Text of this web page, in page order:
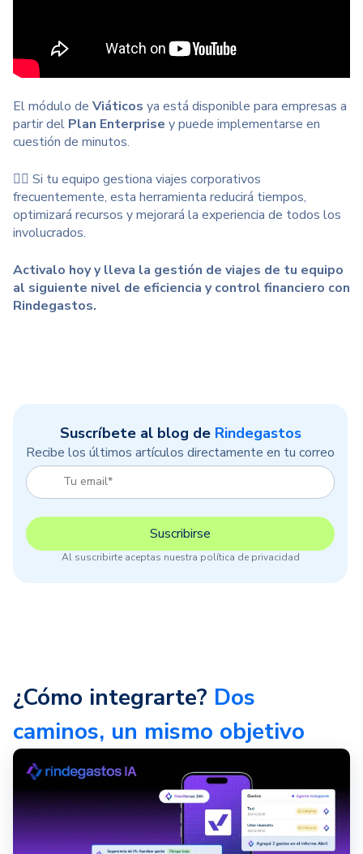
Suscríbete al blog de Rindegastos
Recibe los últimos artículos directamente en tu correo
Al suscribirte aceptas nuestra política de privacidad
El módulo de Viáticos ya está disponible para empresas a
partir del Plan Enterprise y puede implementarse en
cuestión de minutos.
👉🏻 Si tu equipo gestiona viajes corporativos
frecuentemente, esta herramienta reducirá tiempos,
optimizará recursos y mejorará la experiencia de todos los
involucrados.
Activalo hoy y lleva la gestión de viajes de tu equipo
al siguiente nivel de eficiencia y control financiero con
Rindegastos.
¿Cómo integrarte? Dos
caminos, un mismo objetivo